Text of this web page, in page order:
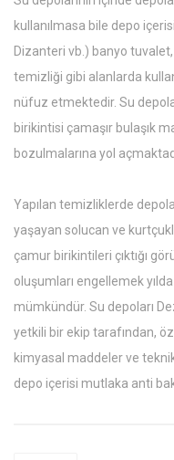
kullanılmasa bile depo
Dizanteri vb.) banyo tuvalet,
temizliği gibi alanlarda
nüfuz etmektedir. Su
birikintisi çamaşır bulaşık
bozulmalarına yol
Yapılan temizliklerde
yaşayan solucan ve
çamur birikintileri çıktığı
oluşumları engellemek
mümkündür. Su depoları
yetkili bir ekip tarafından,
kimyasal maddeler ve
depo içerisi mutlaka anti